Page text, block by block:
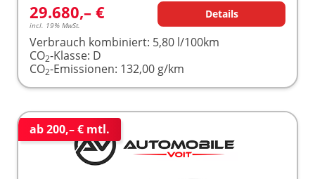
29.680,– €
incl. 19% MwSt.
Details
Verbrauch kombiniert: 5,80 l/100km
CO2-Klasse: D
CO2-Emissionen: 132,00 g/km
ab 200,– € mtl.